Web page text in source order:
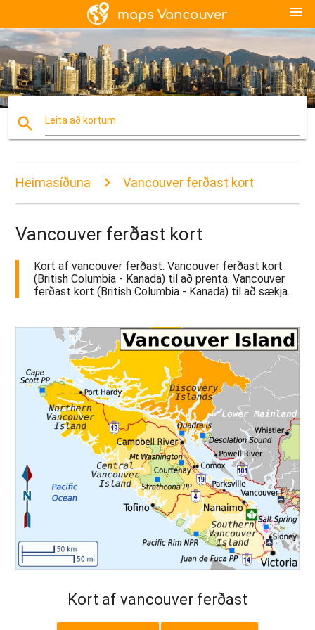
menu
search Leita að kortum
Heimasíðuna Vancouver ferðast kort
Vancouver ferðast kort
Kort af vancouver ferðast. Vancouver ferðast kort
(British Columbia - Kanada) til að prenta. Vancouver
ferðast kort (British Columbia - Kanada) til að sækja.
Kort af vancouver ferðast